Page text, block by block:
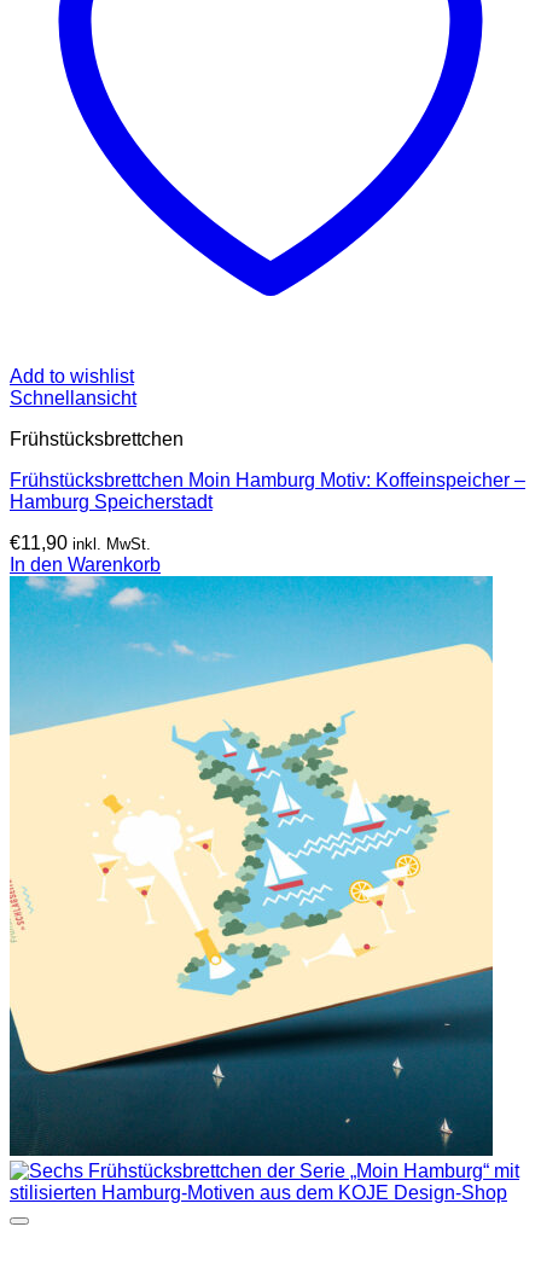
Add to wishlist
Schnellansicht
Frühstücksbrettchen
Frühstücksbrettchen Moin Hamburg Motiv: Koffeinspeicher –
Hamburg Speicherstadt
€11,90 inkl. MwSt.
In den Warenkorb